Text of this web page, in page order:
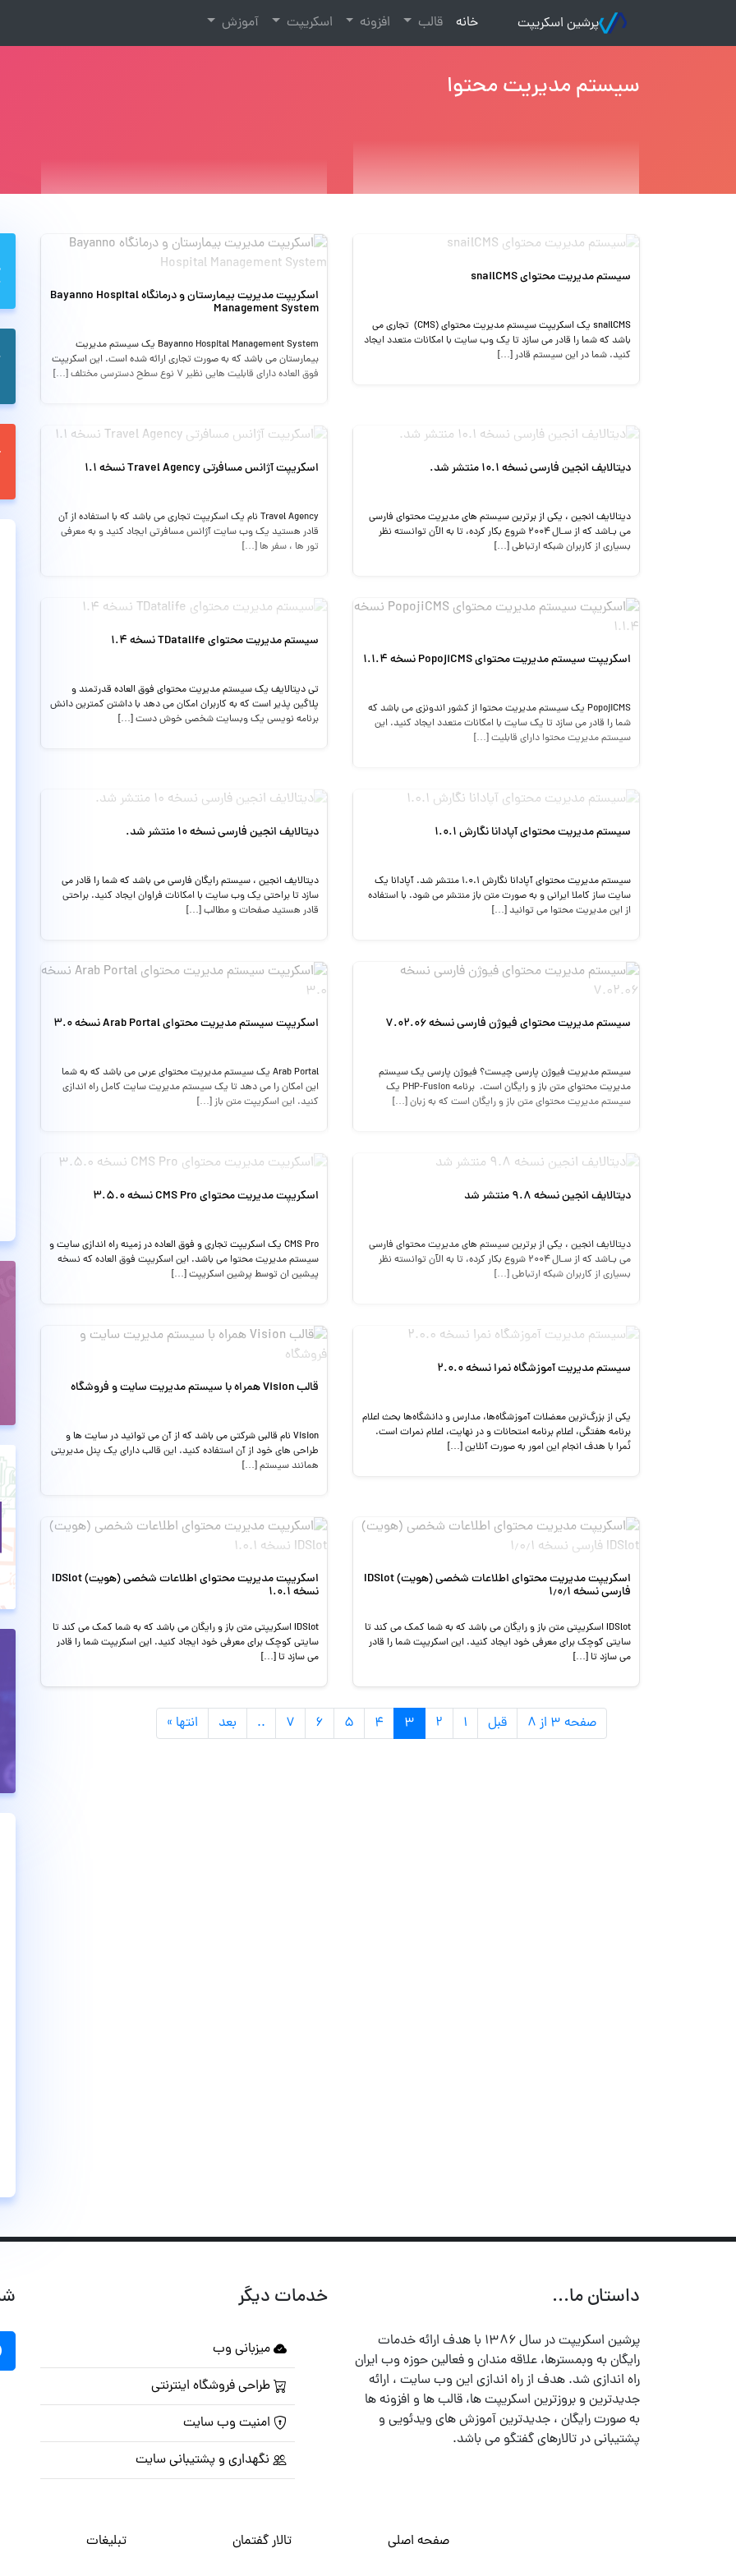
پرشین اسکریپت خانه
(current) قالب افزونه اسکریپت آموزش
سیستم مدیریت محتوا
سیستم مدیریت محتوای snailCMS
snailCMS یک اسکریپت سیستم مدیریت محتوای (CMS) تجاری می
باشد که شما را قادر می سازد تا یک وب سایت با امکانات متعدد ایجاد
کنید. شما در این سیستم قادر […]
اسکریپت مدیریت بیمارستان و درمانگاه Bayanno Hospital
Management System
Bayanno Hospital Management System یک سیستم مدیریت
بیمارستان می باشد که به صورت تجاری ارائه شده است. این اسکریپت
فوق العاده دارای قابلیت هایی نظیر 7 نوع سطح دسترسی مختلف […]
دیتالایف انجین فارسی نسخه ۱۰.۱ منتشر شد.
دیتالایف انجین ، یکی از برترین سیستم ‌های مدیریت محتوای فارسی
می ‌بـاشد که از سـال ۲۰۰۴ شروع بکار کرده، تا به الآن توانسته نظر
بسیاری از کاربران شبکه ارتباطی […]
اسکریپت آژانس مسافرتی Travel Agency نسخه 1.1
Travel Agency نام یک اسکریپت تجاری می باشد که با استفاده از آن
قادر هستید یک وب سایت آژانس مسافرتی ایجاد کنید و به معرفی
تور ها ، سفر ها […]
اسکریپت سیستم مدیریت محتوای PopojiCMS نسخه 1.1.4
PopojiCMS یک سیستم مدیریت محتوا از کشور اندونزی می باشد که
شما را قادر می سازد تا یک سایت با امکانات متعدد ایجاد کنید. این
سیستم مدیریت محتوا دارای قابلیت […]
سیستم مدیریت محتوای TDatalife نسخه 1.4
تی دیتالایف یک سیستم مدیریت محتوای فوق العاده قدرتمند و
پلاگین پذیر است که به کاربران امکان می دهد با داشتن کمترین دانش
برنامه نویسی یک وبسایت شخصی خوش دست […]
سیستم مدیریت محتوای آپادانا نگارش ۱.۰.۱
سیستم مدیریت محتوای آپادانا نگارش ۱.۰.۱ منتشر شد. آپادانا یک
سایت ساز کاملا ایرانی و به صورت متن باز منتشر می شود. با استفاده
از این مدیریت محتوا می توانید […]
دیتالایف انجین فارسی نسخه ۱۰ منتشر شد.
ديتالايف انجين ، سيستم رايگان فارسي مي باشد که شما را قادر مي
سازد تا براحتي يک وب سايت با امکانات فراوان ايجاد کنيد. براحتي
قادر هستيد صفحات و مطالب […]
سیستم مدیریت محتوای فیوژن فارسی نسخه ۷.۰۲.۰۶
سیستم مدیریت فیوژن پارسی چیست؟ فیوژن پارسی یک سیستم
مدیریت محتوای متن باز و رایگان است. برنامه PHP-Fusion یک
سیستم مدیریت محتوای متن باز و رایگان است که به زبان […]
اسکریپت سیستم مدیریت محتوای Arab Portal نسخه 3.0
Arab Portal یک سیستم مدیریت محتوای عربی می باشد که به شما
این امکان را می دهد تا یک سیستم مدیریت سایت کامل راه اندازی
کنید. این اسکریپت متن باز […]
دیتالایف انجین نسخه ۹.۸ منتشر شد
دیتالایف انجین ، یکی از برترین سیستم ‌های مدیریت محتوای فارسی
می ‌بـاشد که از سـال ۲۰۰۴ شروع بکار کرده، تا به الآن توانسته نظر
بسیاری از کاربران شبکه ارتباطی […]
اسکریپت مدیریت محتوای CMS Pro نسخه 3.5.0
CMS Pro یک اسکریپت تجاری و فوق العاده در زمینه راه اندازی سایت و
سیستم مدیریت محتوا می باشد. این اسکریپت فوق العاده که نسخه
پیشین ان توسط پرشین اسکریپت […]
سیستم مدیریت آموزشگاه نمرا نسخه ۲.۰.۰
یکی از بزرگ‌ترین معضلات آموزشگاه‌ها، مدارس و دانشگاه‌ها بحث اعلام
برنامه هفتگی، اعلام برنامه امتحانات و در نهایت، اعلام نمرات است.
نُمرا با هدف انجام این امور به صورت آنلاین […]
قالب Vision همراه با سیستم مدیریت سایت و فروشگاه
Vision نام قالبی شرکتی می باشد که از آن می توانید در سایت ها و
طراحی های خود از آن استفاده کنید. این قالب دارای یک پنل مدیریتی
همانند سیستم […]
اسکریپت مدیریت محتوای اطلاعات شخصی (هویت) IDSlot
فارسی نسخه ۱٫۰٫۱
IDSlot اسکریپتی متن باز و رایگان می باشد که به شما کمک می کند تا
سایتی کوچک برای معرفی خود ایجاد کنید. این اسکریپت شما را قادر
می سازد تا […]
اسکریپت مدیریت محتوای اطلاعات شخصی (هویت) IDSlot
نسخه 1.0.1
IDSlot اسکریپتی متن باز و رایگان می باشد که به شما کمک می کند تا
سایتی کوچک برای معرفی خود ایجاد کنید. این اسکریپت شما را قادر
می سازد تا […]
صفحه ۳ از ۸ قبل ۱ ۲ ۳ ۴ ۵ ۶ ۷ .. بعد انتها »
داستان ما...
پرشین اسکریپت در سال ۱۳۸۶ با هدف ارائه خدمات
رایگان به وبمسترها، علاقه مندان و فعالین حوزه وب ایران
راه اندازی شد. هدف از راه اندازی این وب سایت ، ارائه
جدیدترین و بروزترین اسکریپت ها، قالب ها و افزونه ها
به صورت رایگان ، جدیدترین آموزش های ویدئویی و
پشتیبانی در تالارهای گفتگو می باشد.
خدمات دیگر
میزبانی وب
طراحی فروشگاه اینترنتی
امنیت وب سایت
نگهداری و پشتیبانی سایت
صفحه اصلی تالار گفتمان تبلیغات